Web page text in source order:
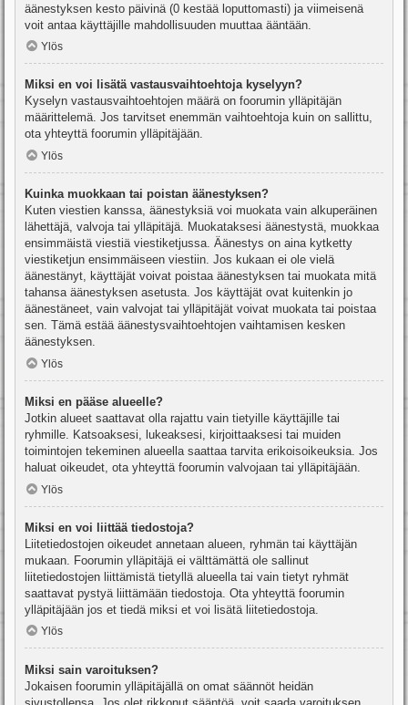
äänestyksen kesto päivinä (0 kestää loputtomasti) ja viimeisenä
voit antaa käyttäjille mahdollisuuden muuttaa ääntään.
Ylös
Miksi en voi lisätä vastausvaihtoehtoja kyselyyn?
Kyselyn vastausvaihtoehtojen määrä on foorumin ylläpitäjän
määrittelemä. Jos tarvitset enemmän vaihtoehtoja kuin on sallittu,
ota yhteyttä foorumin ylläpitäjään.
Ylös
Kuinka muokkaan tai poistan äänestyksen?
Kuten viestien kanssa, äänestyksiä voi muokata vain alkuperäinen
lähettäjä, valvoja tai ylläpitäjä. Muokataksesi äänestystä, muokkaa
ensimmäistä viestiä viestiketjussa. Äänestys on aina kytketty
viestiketjun ensimmäiseen viestiin. Jos kukaan ei ole vielä
äänestänyt, käyttäjät voivat poistaa äänestyksen tai muokata mitä
tahansa äänestyksen asetusta. Jos käyttäjät ovat kuitenkin jo
äänestäneet, vain valvojat tai ylläpitäjät voivat muokata tai poistaa
sen. Tämä estää äänestysvaihtoehtojen vaihtamisen kesken
äänestyksen.
Ylös
Miksi en pääse alueelle?
Jotkin alueet saattavat olla rajattu vain tietyille käyttäjille tai
ryhmille. Katsoaksesi, lukeaksesi, kirjoittaaksesi tai muiden
toimintojen tekeminen alueella saattaa tarvita erikoisoikeuksia. Jos
haluat oikeudet, ota yhteyttä foorumin valvojaan tai ylläpitäjään.
Ylös
Miksi en voi liittää tiedostoja?
Liitetiedostojen oikeudet annetaan alueen, ryhmän tai käyttäjän
mukaan. Foorumin ylläpitäjä ei välttämättä ole sallinut
liitetiedostojen liittämistä tietyllä alueella tai vain tietyt ryhmät
saattavat pystyä liittämään tiedostoja. Ota yhteyttä foorumin
ylläpitäjään jos et tiedä miksi et voi lisätä liitetiedostoja.
Ylös
Miksi sain varoituksen?
Jokaisen foorumin ylläpitäjällä on omat säännöt heidän